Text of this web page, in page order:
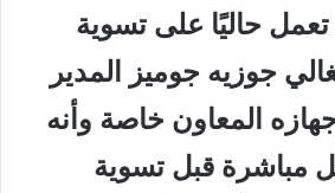
تعمل حاليًا على تسوية
جوزيه جوميز المدير
المعاون خاصة وأنه
مباشرة قبل تسوية